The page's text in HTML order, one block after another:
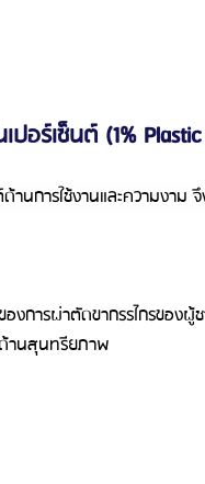
อร์เซ็นต์ (1%
การใช้งานและความงาม จึ
งการผ่าตัดขากรรไกรของผู้
านสุนทรียภาพ